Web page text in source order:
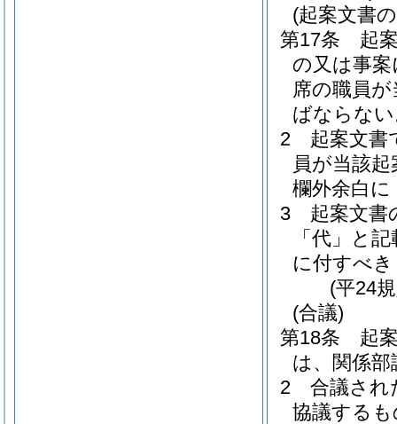
(起案文書
第17条
起
の又は事
席の職員
ばならな
2
起案文書
員が当該
欄外余白
3
起案文書
「代」と
に付すべ
(平24
(合議)
第18条
起
は、関係
2
合議され
協議する